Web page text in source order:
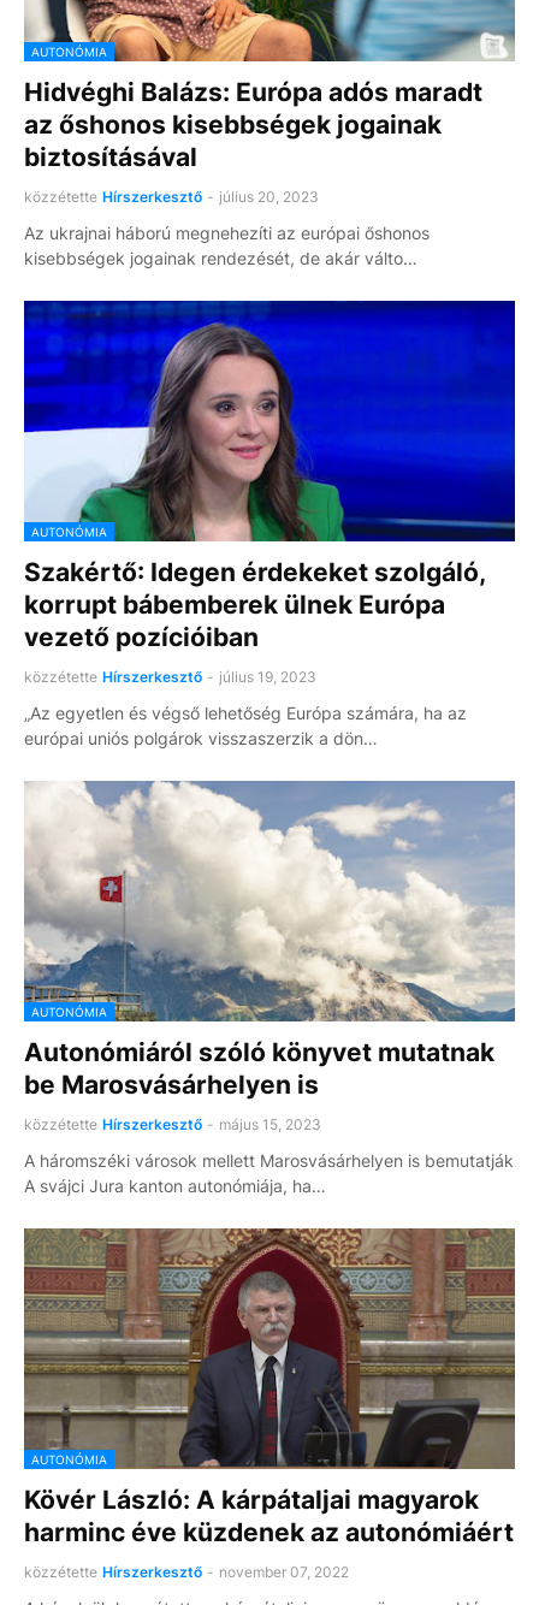
AUTONÓMIA
Hidvéghi Balázs: Európa adós maradt
az őshonos kisebbségek jogainak
biztosításával
közzétette Hírszerkesztő - július 20, 2023
Az ukrajnai háború megnehezíti az európai őshonos
kisebbségek jogainak rendezését, de akár válto…
AUTONÓMIA
Szakértő: Idegen érdekeket szolgáló,
korrupt bábemberek ülnek Európa
vezető pozícióiban
közzétette Hírszerkesztő - július 19, 2023
„Az egyetlen és végső lehetőség Európa számára, ha az
európai uniós polgárok visszaszerzik a dön…
AUTONÓMIA
Autonómiáról szóló könyvet mutatnak
be Marosvásárhelyen is
közzétette Hírszerkesztő - május 15, 2023
A háromszéki városok mellett Marosvásárhelyen is bemutatják
A svájci Jura kanton autonómiája, ha…
AUTONÓMIA
Kövér László: A kárpátaljai magyarok
harminc éve küzdenek az autonómiáért
közzétette Hírszerkesztő - november 07, 2022